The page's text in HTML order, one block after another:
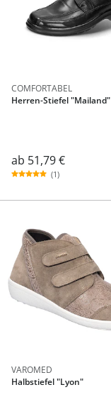
COMFORTABEL
Herren-Stiefel "Mailand"
ab 51,79 €
(1)
VAROMED
Halbstiefel "Lyon"